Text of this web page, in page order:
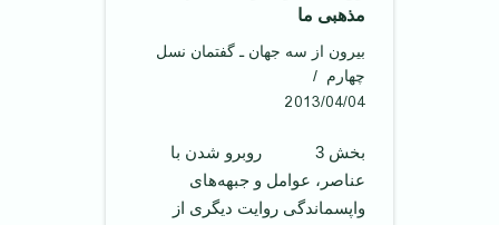
مذهبی ما
بیرون از سه جهان ـ گفتمان نسل
چهارم
2013/04/04
بخش 3 روبرو شدن با
عناصر، عوامل و جبهه‌های
واپسماندگی روایت دیگری از